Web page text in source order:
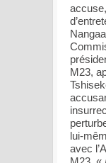
M23,
lui-
avec